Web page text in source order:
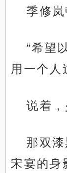
季修岚
“希望
用一个人
说着，
那双
宋宴的身